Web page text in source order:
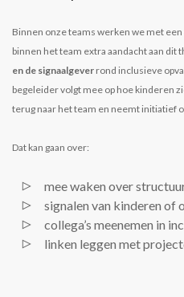
Binnen onze teams werken we met een
binnen het team extra aandacht aan
en de signaalgever rond inclusieve
begeleider volgt mee op hoe kinderen
terug naar het team en neemt initiatief
Dat kan gaan over:
mee waken over
signalen van kinderen of
collega’s meenemen in
linken leggen met